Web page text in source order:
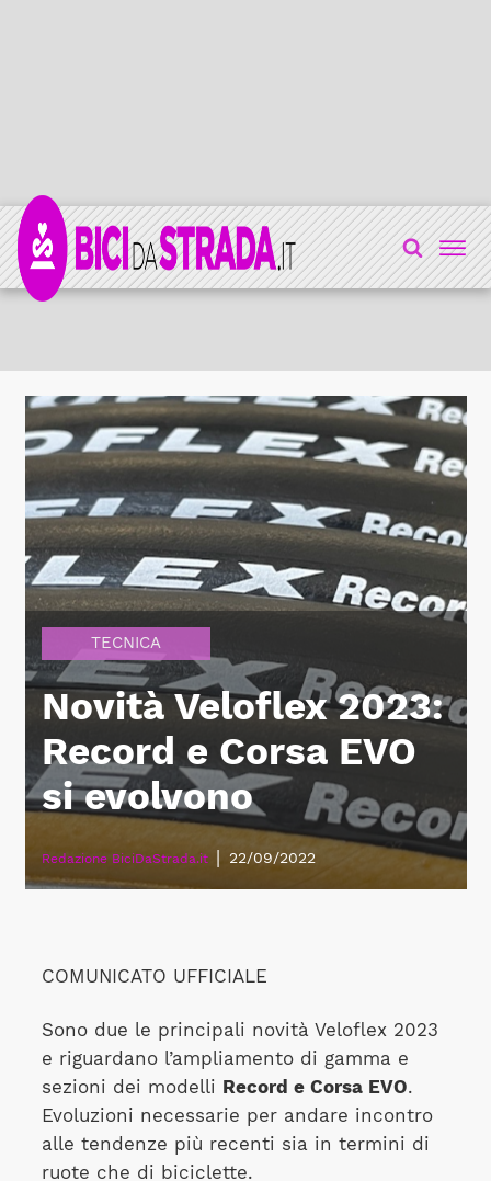
TECNICA
Novità Veloflex 2023:
Record e Corsa EVO
si evolvono
Redazione BiciDaStrada.it 22/09/2022
COMUNICATO UFFICIALE
Sono due le principali novità Veloflex 2023
e riguardano l’ampliamento di gamma e
sezioni dei modelli Record e Corsa EVO.
Evoluzioni necessarie per andare incontro
alle tendenze più recenti sia in termini di
ruote che di biciclette.